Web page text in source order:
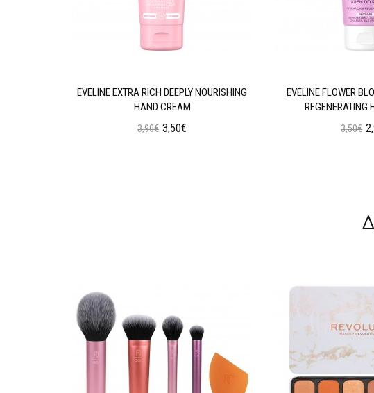
EVELINE EXTRA RICH DEEPLY NOURISHING
HAND CREAM
3,90€ 3,50€
EVELINE FLOWER
REGENERATING
3,50€